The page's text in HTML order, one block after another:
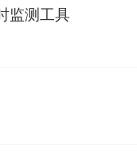
监测工具